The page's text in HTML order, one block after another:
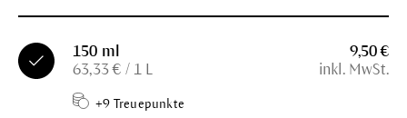
150 ml
63,33 € / 1 L
+9 Treuepunkte
9,50 €
inkl. MwSt.